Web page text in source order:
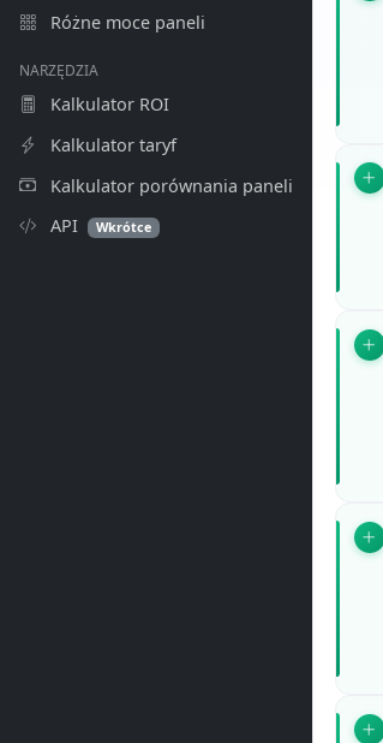
Różne moce paneli
NARZĘDZIA
Kalkulator ROI
Kalkulator taryf
Kalkulator porównania paneli
API
Wkrótce